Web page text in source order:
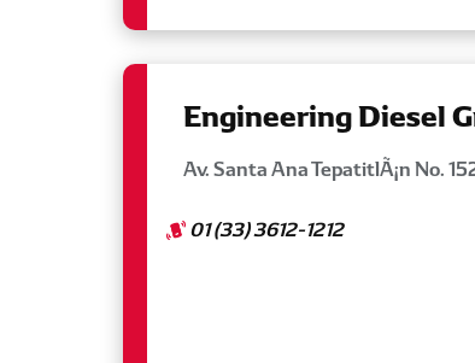
Engineering Diesel
Av. Santa Ana TepatitlÃ¡n No.
01 (33) 3612-1212